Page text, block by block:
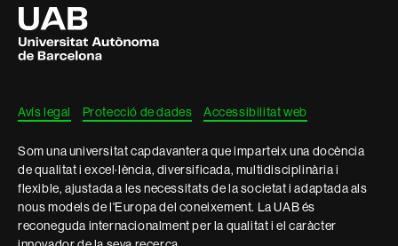
informació
legal
Universitat
Autònoma
de
Barcelona
Avís legal Protecció de dades Accessibilitat web
Som una universitat capdavantera que imparteix una docència
de qualitat i excel·lència, diversificada, multidisciplinària i
flexible, ajustada a les necessitats de la societat i adaptada als
nous models de l'Europa del coneixement. La UAB és
reconeguda internacionalment per la qualitat i el caràcter